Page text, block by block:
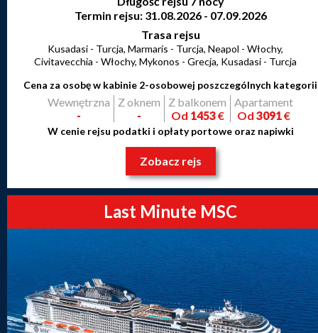
Termin rejsu: 31.08.2026 - 07.09.2026
Trasa rejsu
Kusadasi - Turcja, Marmaris - Turcja, Neapol - Włochy,
Civitavecchia - Włochy, Mykonos - Grecja, Kusadasi - Turcja
Cena za osobę w kabinie 2-osobowej poszczególnych kategorii
Wewnętrzna
-
Z oknem
-
Z balkonem
Od 1453€
Apartament
Od 3091€
W cenie rejsu podatki i opłaty portowe oraz napiwki
Zobacz rejs
Last Minute MSC